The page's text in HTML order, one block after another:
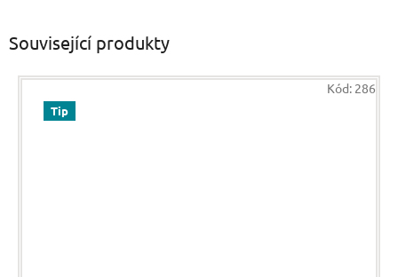
Související produkty
Tip
Kód: 286